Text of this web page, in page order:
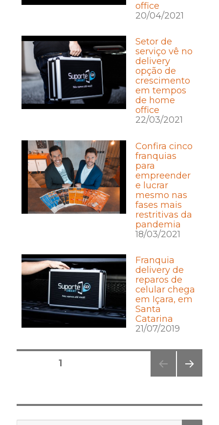
office
20/04/2021
Setor de
serviço vê no
delivery
opção de
crescimento
em tempos
de home
office
22/03/2021
Confira cinco
franquias
para
empreender
e lucrar
mesmo nas
fases mais
restritivas da
pandemia
18/03/2021
Franquia
delivery de
reparos de
celular chega
em Içara, em
Santa
Catarina
21/07/2019
Posts
PÁGINA1
NA